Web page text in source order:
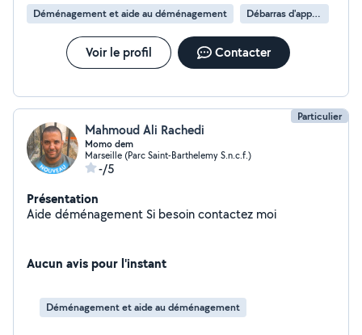
Déménagement et aide au déménagement Débarras d'appartement
Voir le profil Contacter
Particulier
Mahmoud Ali Rachedi
Momo dem
Marseille (Parc Saint-Barthelemy S.n.c.f.)
-/5
Présentation
Aide déménagement Si besoin contactez moi
Aucun avis pour l'instant
Déménagement et aide au déménagement